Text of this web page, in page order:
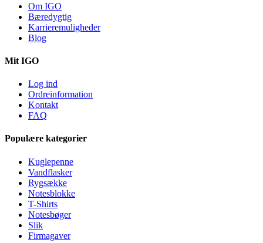
Om IGO
Bæredygtig
Karrieremuligheder
Blog
Mit IGO
Log ind
Ordreinformation
Kontakt
FAQ
Populære kategorier
Kuglepenne
Vandflasker
Rygsække
Notesblokke
T-Shirts
Notesbøger
Slik
Firmagaver